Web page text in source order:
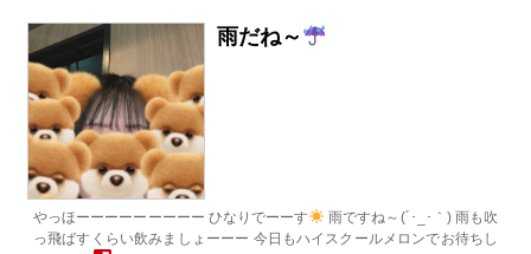
雨だね～
やっほーーーーーーーーー ひなりでーーす
雨ですね～(´･_･｀) 雨も吹
っ飛ばすくらい飲みましょーーー 今日もハイスクールメロンでお待ちし